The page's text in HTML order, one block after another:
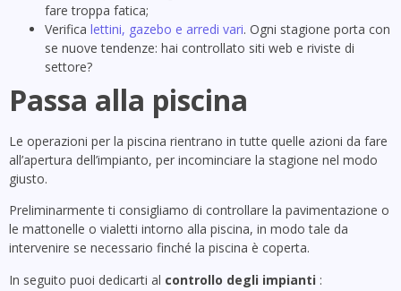
fare troppa fatica;
Verifica lettini, gazebo e arredi vari. Ogni stagione porta con
se nuove tendenze: hai controllato siti web e riviste di
settore?
Passa alla piscina
Le operazioni per la piscina rientrano in tutte quelle azioni da fare
all’apertura dell’impianto, per incominciare la stagione nel modo
giusto.
Preliminarmente ti consigliamo di controllare la pavimentazione o
le mattonelle o vialetti intorno alla piscina, in modo tale da
intervenire se necessario finché la piscina è coperta.
In seguito puoi dedicarti al controllo degli impianti :